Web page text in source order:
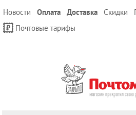
Новости Оплата Доставка Скидки
Почтовые тарифы